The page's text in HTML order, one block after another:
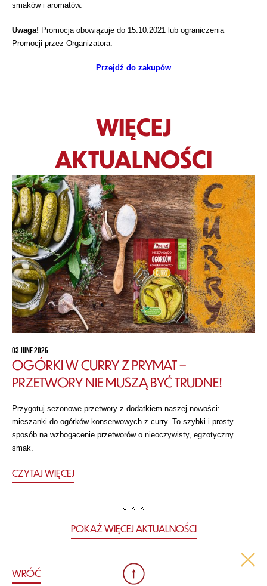
smaków i aromatów.
Uwaga! Promocja obowiązuje do 15.10.2021 lub ograniczenia
Promocji przez Organizatora.
Przejdź do zakupów
WIĘCEJ
AKTUALNOŚCI
03 JUNE 2026
OGÓRKI W CURRY Z PRYMAT –
PRZETWORY NIE MUSZĄ BYĆ TRUDNE!
Przygotuj sezonowe przetwory z dodatkiem naszej nowości:
mieszanki do ogórków konserwowych z curry. To szybki i prosty
sposób na wzbogacenie przetworów o nieoczywisty, egzotyczny
smak.
CZYTAJ WIĘCEJ
POKAŻ WIĘCEJ AKTUALNOŚCI
WRÓĆ